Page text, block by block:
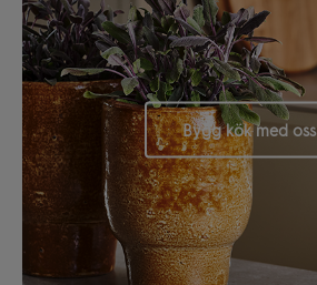
Bygg kök med oss